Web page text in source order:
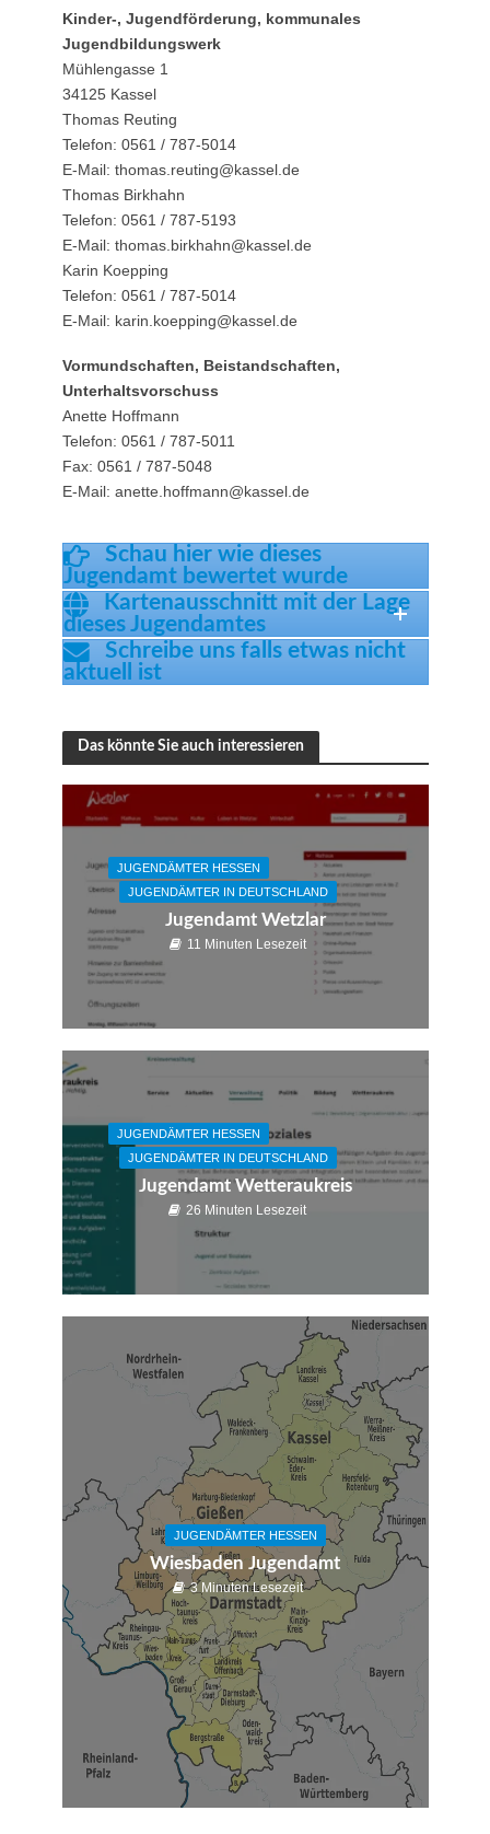
Kinder-, Jugendförderung, kommunales
Jugendbildungswerk
Mühlengasse 1
34125 Kassel
Thomas Reuting
Telefon: 0561 / 787-5014
E-Mail: thomas.reuting@kassel.de
Thomas Birkhahn
Telefon: 0561 / 787-5193
E-Mail: thomas.birkhahn@kassel.de
Karin Koepping
Telefon: 0561 / 787-5014
E-Mail: karin.koepping@kassel.de
Vormundschaften, Beistandschaften,
Unterhaltsvorschuss
Anette Hoffmann
Telefon: 0561 / 787-5011
Fax: 0561 / 787-5048
E-Mail: anette.hoffmann@kassel.de
Schau hier wie dieses
Jugendamt bewertet wurde
Kartenausschnitt mit der Lage
dieses Jugendamtes
Schreibe uns falls etwas nicht
aktuell ist
Das könnte Sie auch interessieren
JUGENDÄMTER HESSEN
JUGENDÄMTER IN DEUTSCHLAND
Jugendamt Wetzlar
11 Minuten Lesezeit
JUGENDÄMTER HESSEN
JUGENDÄMTER IN DEUTSCHLAND
Jugendamt Wetteraukreis
26 Minuten Lesezeit
JUGENDÄMTER HESSEN
Wiesbaden Jugendamt
3 Minuten Lesezeit